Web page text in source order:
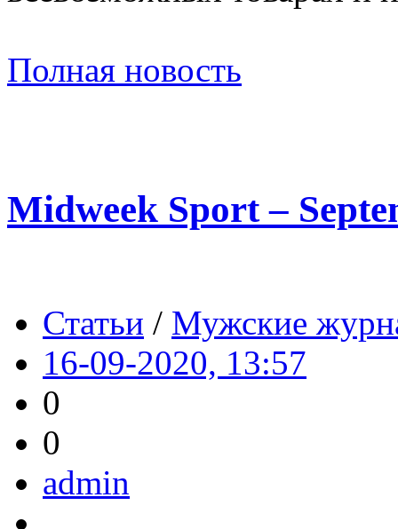
Полная новость
Midweek Sport –
Статьи / Мужские
16-09-2020, 13:57
0
0
admin